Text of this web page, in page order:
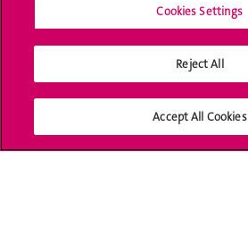
Calendrier académique
Médias sociaux UNIGE
Cookies Settings
Reject All
Accept All Cookies